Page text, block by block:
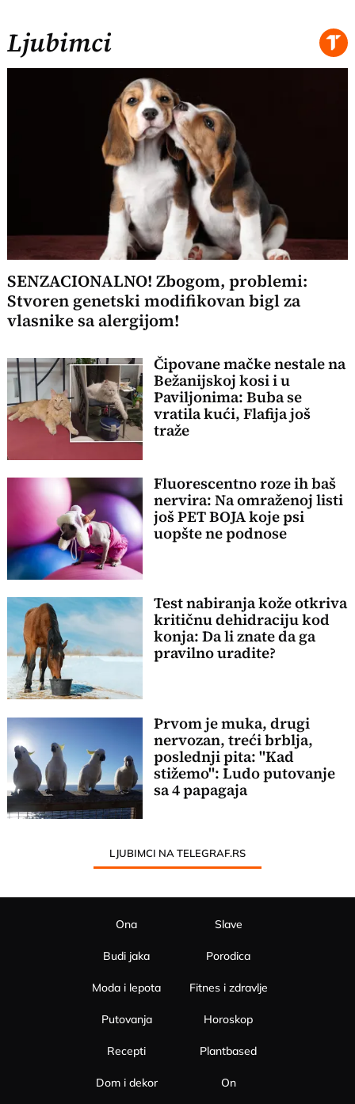
Ljubimci
SENZACIONALNO! Zbogom, problemi:
Stvoren genetski modifikovan bigl za
vlasnike sa alergijom!
Čipovane mačke nestale na
Bežanijskoj kosi i u
Paviljonima: Buba se
vratila kući, Flafija još
traže
Fluorescentno roze ih baš
nervira: Na omraženoj listi
još PET BOJA koje psi
uopšte ne podnose
Test nabiranja kože otkriva
kritičnu dehidraciju kod
konja: Da li znate da ga
pravilno uradite?
Prvom je muka, drugi
nervozan, treći brblja,
poslednji pita: "Kad
stižemo": Ludo putovanje
sa 4 papagaja
LJUBIMCI NA TELEGRAF.RS
Ona
Budi jaka
Moda i lepota
Slave
Porodica
Fitnes i zdravlje
Putovanja
Recepti
Dom i dekor
Horoskop
Plantbased
On